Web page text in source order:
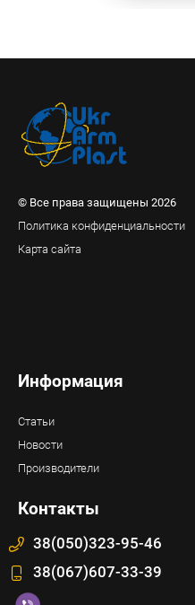
© Все права защищены 2026
Политика конфиденциальности
Карта сайта
Информация
Статьи
Новости
Производители
Контакты
38(050)323-95-46
38(067)607-33-39